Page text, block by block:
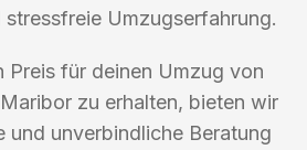
Umzugserfahrung.
Preis für deinen Umzug von
zu erhalten, bieten wir
und unverbindliche Beratung